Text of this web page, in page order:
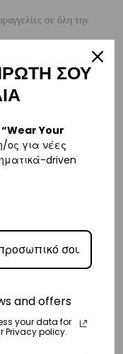
σε όλη την
€16.
από 2-7 εργάσιμες
, θα αναλάβει την
από 3-8 εργάσιμες
ΣΟΥ
“Wear Your
ος για νέες
driven
and offers
your data for
Privacy policy.